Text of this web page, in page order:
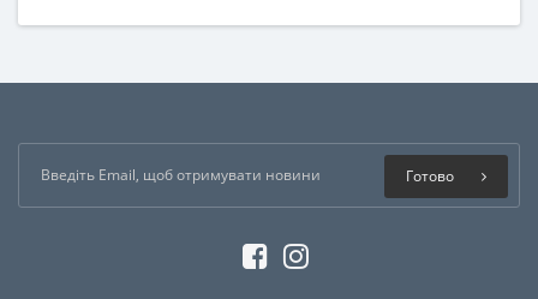
Готово